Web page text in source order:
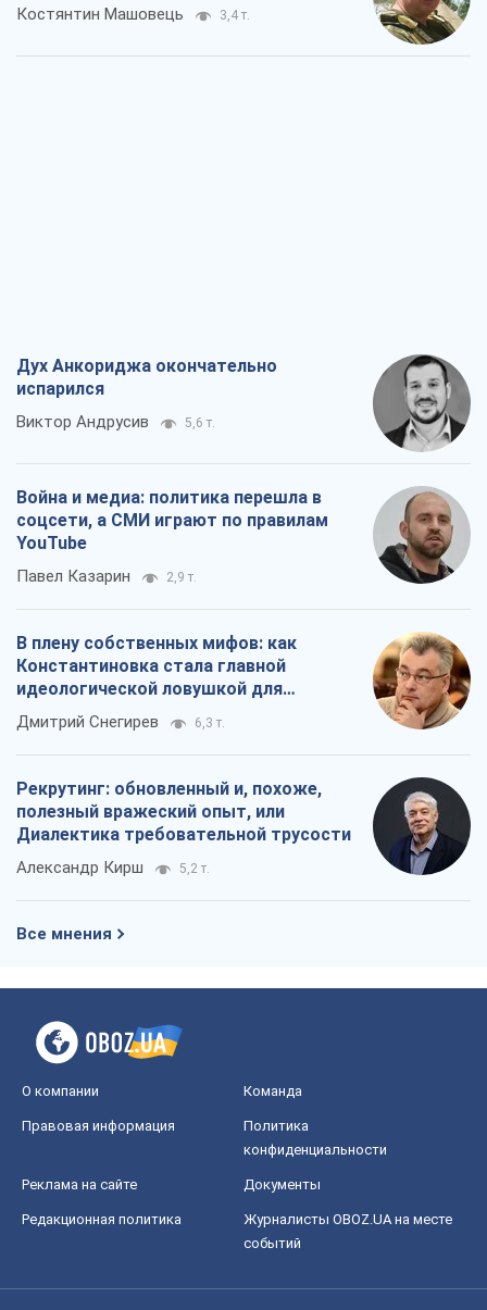
Костянтин Машовець 3,4 т.
Дух Анкориджа окончательно
испарился
Виктор Андрусив 5,6 т.
Война и медиа: политика перешла в
соцсети, а СМИ играют по правилам
YouTube
Павел Казарин 2,9 т.
В плену собственных мифов: как
Константиновка стала главной
идеологической ловушкой для
российских оккупантов
Дмитрий Снегирев 6,3 т.
Рекрутинг: обновленный и, похоже,
полезный вражеский опыт, или
Диалектика требовательной трусости
Александр Кирш 5,2 т.
Все мнения
О компании Команда
Правовая информация
Политика
конфиденциальности
Реклама на сайте Документы
Редакционная политика
Журналисты OBOZ.UA на месте
событий